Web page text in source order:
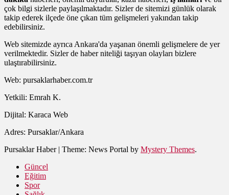
çok bilgi sizlerle paylaşılmaktadır. Sizler de sitemizi günlük olarak
takip ederek ilçede öne çıkan tüm gelişmeleri yakından takip
edebilirsiniz.
Web sitemizde ayrıca Ankara'da yaşanan önemli gelişmelere de yer
verilmektedir. Sizler de haber niteliği taşıyan olayları bizlere
ulaştırabilirsiniz.
Web: pursaklarhaber.com.tr
Yetkili: Emrah K.
Dijital: Karaca Web
Adres: Pursaklar/Ankara
Pursaklar Haber | Theme: News Portal by Mystery Themes.
Güncel
Eğitim
Spor